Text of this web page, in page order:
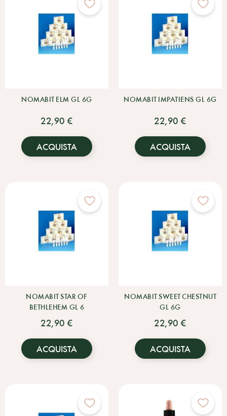
NOMABIT ELM GL 6G
22,90 €
ACQUISTA
NOMABIT IMPATIENS GL 6G
22,90 €
ACQUISTA
NOMABIT STAR OF
BETHLEHEM GL 6
22,90 €
ACQUISTA
NOMABIT SWEET CHESTNUT
GL 6G
22,90 €
ACQUISTA